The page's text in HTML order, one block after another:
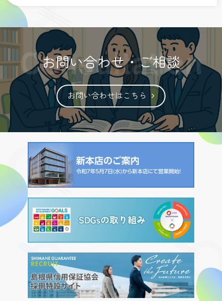
お問い合わせ・ご相談
お問い合わせはこちら